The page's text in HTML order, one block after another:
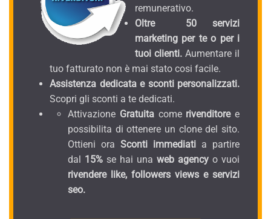
remunerativo.
Oltre 50 servizi
marketing per te o per i
tuoi clienti. Aumentare il
tuo fatturato non è mai stato cosi facile.
Assistenza dedicata e sconti personalizzati.
Scopri gli sconti a te dedicati.
Attivazione Gratuitacomerivenditoree
possibilita di ottenere un clone del sito.
Ottieni ora Sconti immediati a partire
dal 15% se hai una web agency o vuoi
rivendere like, followers views e servizi
seo.